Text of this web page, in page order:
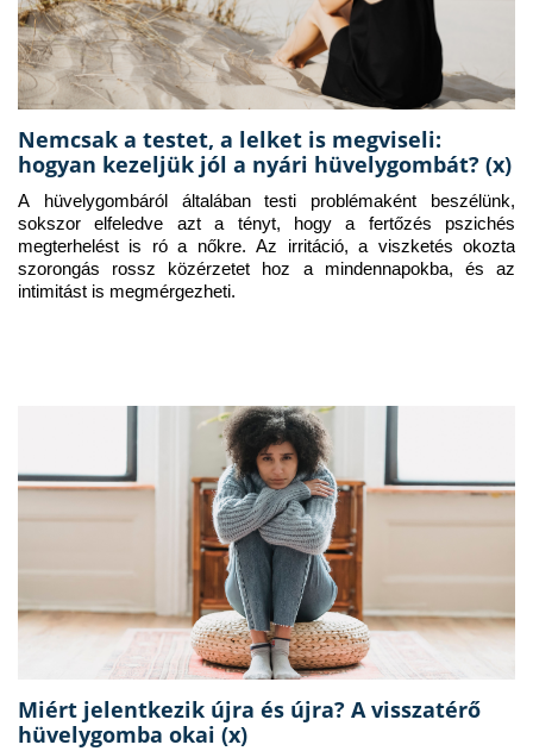
Nemcsak a testet, a lelket is megviseli:
hogyan kezeljük jól a nyári hüvelygombát? (x)
A hüvelygombáról általában testi problémaként beszélünk,
sokszor elfeledve azt a tényt, hogy a fertőzés pszichés
megterhelést is ró a nőkre. Az irritáció, a viszketés okozta
szorongás rossz közérzetet hoz a mindennapokba, és az
intimitást is megmérgezheti.
Miért jelentkezik újra és újra? A visszatérő
hüvelygomba okai (x)